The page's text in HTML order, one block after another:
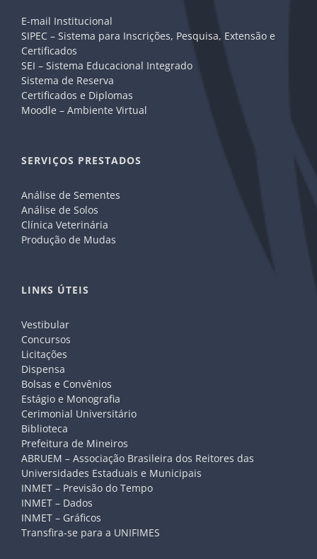
E-mail Institucional
SIPEC – Sistema para Inscrições, Pesquisa, Extensão e
Certificados
SEI – Sistema Educacional Integrado
Sistema de Reserva
Certificados e Diplomas
Moodle – Ambiente Virtual
SERVIÇOS PRESTADOS
Análise de Sementes
Análise de Solos
Clínica Veterinária
Produção de Mudas
LINKS ÚTEIS
Vestibular
Concursos
Licitações
Dispensa
Bolsas e Convênios
Estágio e Monografia
Cerimonial Universitário
Biblioteca
Prefeitura de Mineiros
ABRUEM – Associação Brasileira dos Reitores das
Universidades Estaduais e Municipais
INMET – Previsão do Tempo
INMET – Dados
INMET – Gráficos
Transfira-se para a UNIFIMES